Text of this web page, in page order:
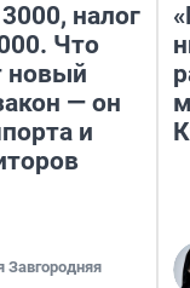
налог
Что
новый
— он
и
Завгородняя